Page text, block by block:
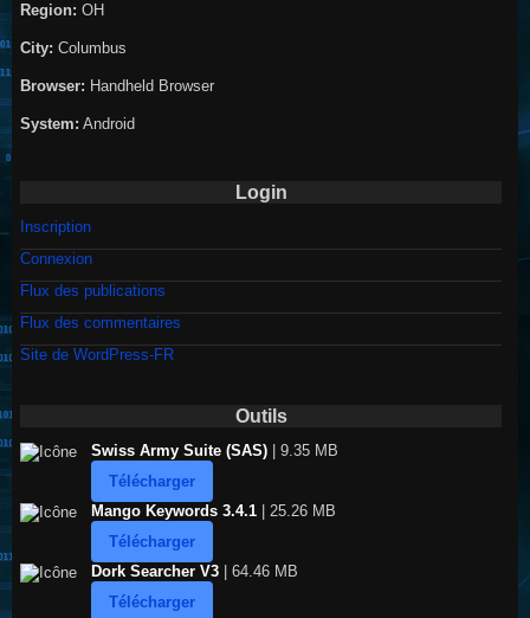
Region: OH
City: Columbus
Browser: Handheld Browser
System: Android
Login
Inscription
Connexion
Flux des publications
Flux des commentaires
Site de WordPress-FR
Outils
Swiss Army Suite (SAS)| 9.35 MB
Télécharger
Mango Keywords 3.4.1| 25.26 MB
Télécharger
Dork Searcher V3| 64.46 MB
Télécharger